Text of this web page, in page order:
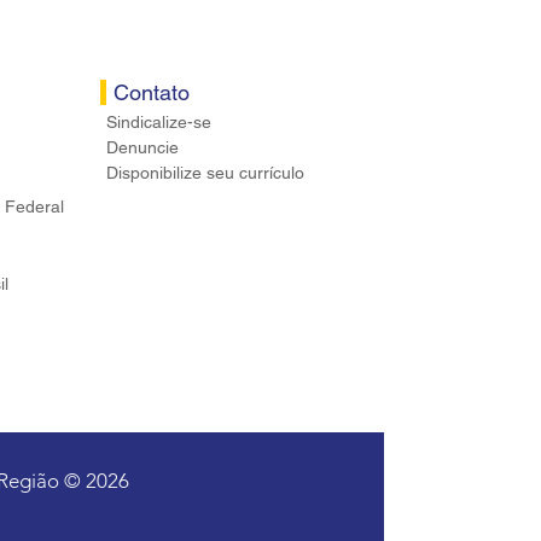
Federal
Contato
Sindicalize-se
Denuncie
Disponibilize seu currículo
© 2026